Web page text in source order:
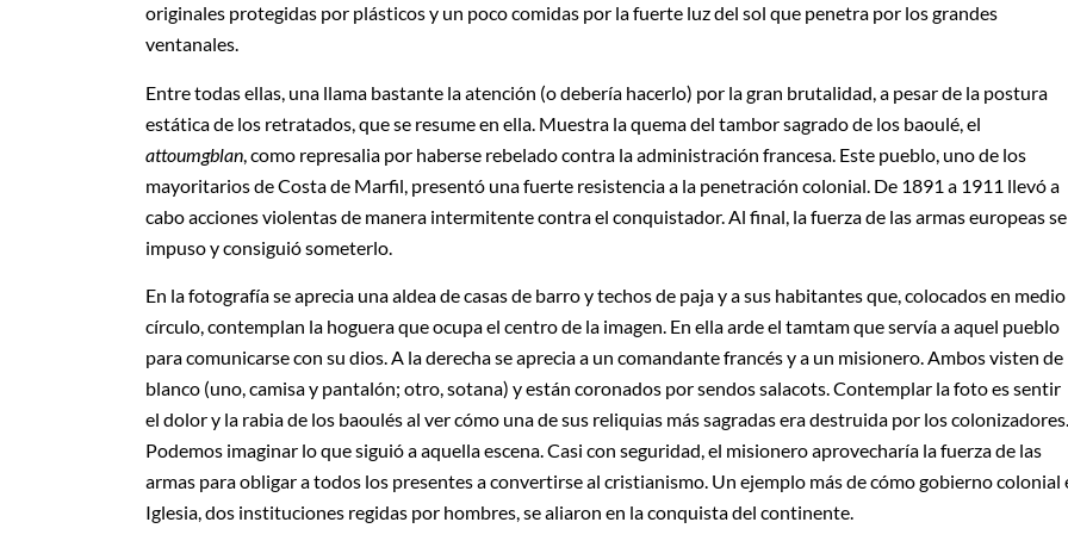
originales protegidas por plásticos y un poco comidas por la fuerte luz del sol que penetra por los grandes
ventanales.
Entre todas ellas, una llama bastante la atención (o debería hacerlo) por la gran brutalidad, a pesar de la postura
estática de los retratados, que se resume en ella. Muestra la quema del tambor sagrado de los baoulé, el
attoumgblan , como represalia por haberse rebelado contra la administración francesa. Este pueblo, uno de los
mayoritarios de Costa de Marfil, presentó una fuerte resistencia a la penetración colonial. De 1891 a 1911 llevó a
cabo acciones violentas de manera intermitente contra el conquistador. Al final, la fuerza de las armas europeas se
impuso y consiguió someterlo.
En la fotografía se aprecia una aldea de casas de barro y techos de paja y a sus habitantes que, colocados en medio
círculo, contemplan la hoguera que ocupa el centro de la imagen. En ella arde el tamtam que servía a aquel pueblo
para comunicarse con su dios. A la derecha se aprecia a un comandante francés y a un misionero. Ambos visten de
blanco (uno, camisa y pantalón; otro, sotana) y están coronados por sendos salacots. Contemplar la foto es sentir
el dolor y la rabia de los baoulés al ver cómo una de sus reliquias más sagradas era destruida por los colonizadores.
Podemos imaginar lo que siguió a aquella escena. Casi con seguridad, el misionero aprovecharía la fuerza de las
armas para obligar a todos los presentes a convertirse al cristianismo. Un ejemplo más de cómo gobierno colonial
Iglesia, dos instituciones regidas por hombres, se aliaron en la conquista del continente.